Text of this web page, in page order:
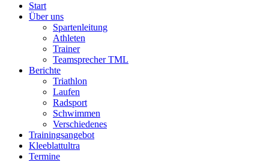
Start
Über uns
Spartenleitung
Athleten
Trainer
Teamsprecher TML
Berichte
Triathlon
Laufen
Radsport
Schwimmen
Verschiedenes
Trainingsangebot
Kleeblattultra
Termine